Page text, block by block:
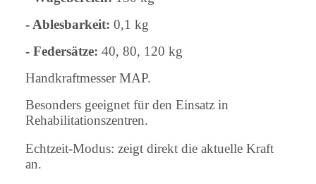
- Ablesbarkeit: 0,1 kg
- Federsätze: 40, 80, 120 kg
Handkraftmesser MAP.
Besonders geeignet für den Einsatz in
Rehabilitationszentren.
Echtzeit-Modus: zeigt direkt die aktuelle Kraft
an.